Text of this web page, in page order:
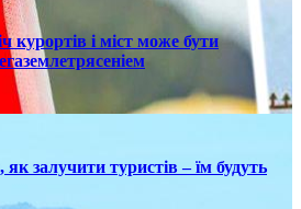
курортів і міст може бути
залучити туристів – їм будуть